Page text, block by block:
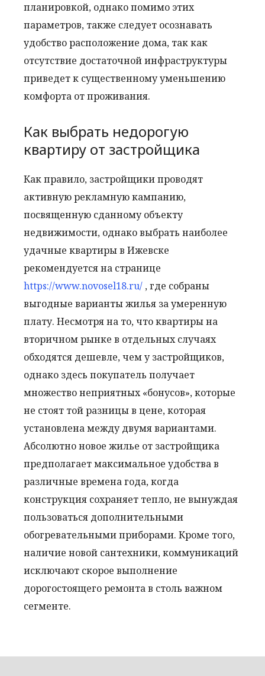
планировкой, однако помимо этих
параметров, также следует осознавать
удобство расположение дома, так как
отсутствие достаточной инфраструктуры
приведет к существенному уменьшению
комфорта от проживания.
Как выбрать недорогую
квартиру от застройщика
Как правило, застройщики проводят
активную рекламную кампанию,
посвященную сданному объекту
недвижимости, однако выбрать наиболее
удачные квартиры в Ижевске
рекомендуется на странице
https://www.novosel18.ru/ , где собраны
выгодные варианты жилья за умеренную
плату. Несмотря на то, что квартиры на
вторичном рынке в отдельных случаях
обходятся дешевле, чем у застройщиков,
однако здесь покупатель получает
множество неприятных «бонусов», которые
не стоят той разницы в цене, которая
установлена между двумя вариантами.
Абсолютно новое жилье от застройщика
предполагает максимальное удобства в
различные времена года, когда
конструкция сохраняет тепло, не вынуждая
пользоваться дополнительными
обогревательными приборами. Кроме того,
наличие новой сантехники, коммуникаций
исключают скорое выполнение
дорогостоящего ремонта в столь важном
сегменте.